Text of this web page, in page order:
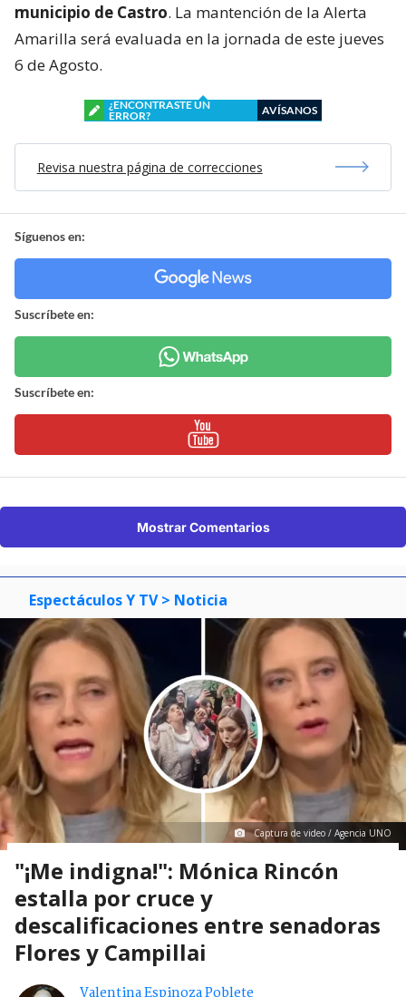
municipio de Castro. La mantención de la Alerta
Amarilla será evaluada en la jornada de este jueves
6 de Agosto.
¿ENCONTRASTE UN
ERROR?
AVÍSANOS
Revisa nuestra página de correcciones
Síguenos en:
Suscríbete en:
Suscríbete en:
Mostrar Comentarios
Espectáculos Y TV > Noticia
Captura de video / Agencia UNO
"¡Me indigna!": Mónica Rincón
estalla por cruce y
descalificaciones entre senadoras
Flores y Campillai